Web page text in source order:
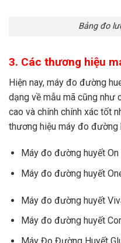
Bảng đo
3. Các thương hiệu
Hiện nay, máy đo đường
dạng về mẫu mã cũng
cao và chính chính xác tốt
thương hiệu máy đo đường
Máy đo đường huyết
Máy đo đường huyết
Máy đo đường huyết
Máy đo đường huyết